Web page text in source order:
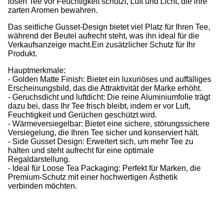
zarten Aromen bewahren.
Das seitliche Gusset-Design bietet viel Platz für Ihren Tee,
während der Beutel aufrecht steht, was ihn ideal für die
Verkaufsanzeige macht.Ein zusätzlicher Schutz für Ihr
Produkt.
Hauptmerkmale:
- Golden Matte Finish: Bietet ein luxuriöses und auffälliges
Erscheinungsbild, das die Attraktivität der Marke erhöht.
- Geruchsdicht und luftdicht: Die reine Aluminiumfolie trägt
dazu bei, dass Ihr Tee frisch bleibt, indem er vor Luft,
Feuchtigkeit und Gerüchen geschützt wird.
- Wärmeversiegelbar: Bietet eine sichere, störungssichere
Versiegelung, die Ihren Tee sicher und konserviert hält.
- Side Gusset Design: Erweitert sich, um mehr Tee zu
halten und steht aufrecht für eine optimale
Regaldarstellung.
- Ideal für Loose Tea Packaging: Perfekt für Marken, die
Premium-Schutz mit einer hochwertigen Ästhetik
verbinden möchten.